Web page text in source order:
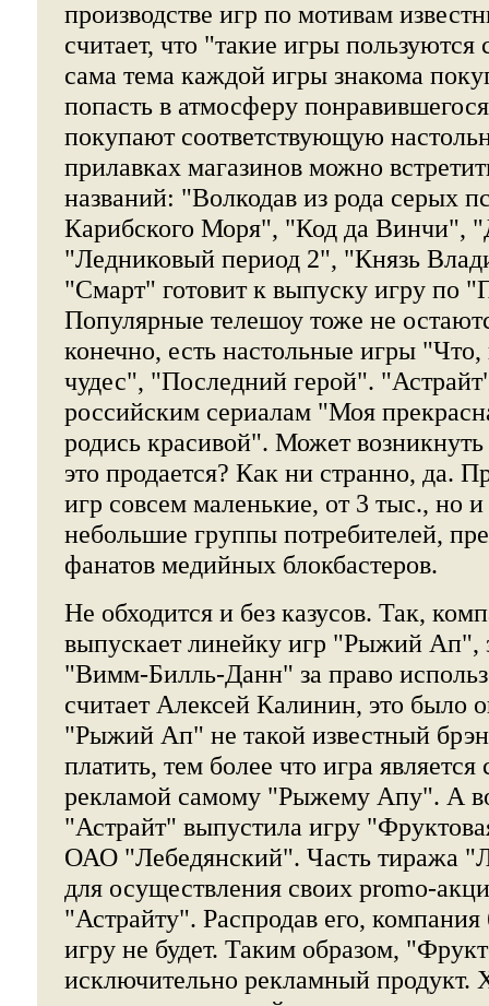
производстве игр по мотивам
считает, что "такие игры
сама тема каждой игры знакома
попасть в атмосферу
покупают соответствующую
прилавках магазинов можно
названий: "Волкодав из рода серых
Карибского Моря", "Код да Винчи",
"Ледниковый период 2", "Князь
"Смарт" готовит к выпуску игру по
Популярные телешоу тоже не
конечно, есть настольные игры
чудес", "Последний герой".
российским сериалам "Моя
родись красивой". Может
это продается? Как ни странно, да.
игр совсем маленькие, от 3 тыс., но
небольшие группы потребителей,
фанатов медийных блокбастеров.
Не обходится и без казусов. Так,
выпускает линейку игр "Рыжий Ап",
"Вимм-Билль-Данн" за право
считает Алексей Калинин, это было
"Рыжий Ап" не такой известный
платить, тем более что игра является
рекламой самому "Рыжему Апу". А
"Астрайт" выпустила игру
ОАО "Лебедянский". Часть тиража
для осуществления своих promo-
"Астрайту". Распродав его,
игру не будет. Таким образом,
исключительно рекламный продукт.